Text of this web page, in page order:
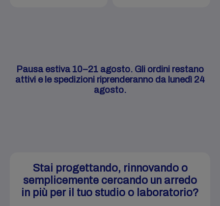
Pausa estiva 10–21 agosto. Gli ordini restano
attivi e le spedizioni riprenderanno da lunedì 24
agosto.
Stai progettando, rinnovando o
semplicemente cercando un arredo
in più per il tuo studio o laboratorio?